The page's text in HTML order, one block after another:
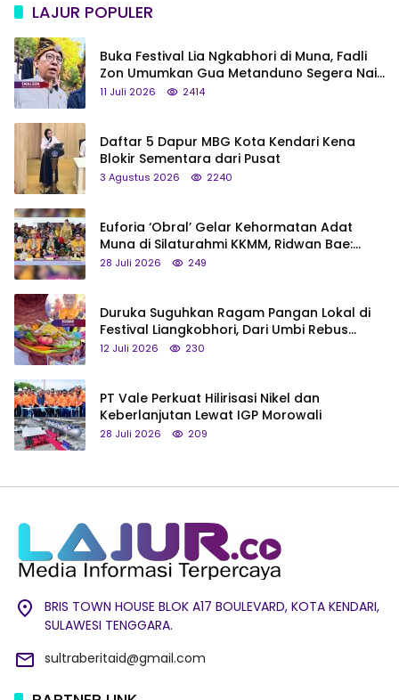
LAJUR POPULER
Buka Festival Lia Ngkabhori di Muna, Fadli
Zon Umumkan Gua Metanduno Segera Naik
Status Jadi Cagar Budaya Nasional
11 Juli 2026 2414
Daftar 5 Dapur MBG Kota Kendari Kena
Blokir Sementara dari Pusat
3 Agustus 2026 2240
Euforia ‘Obral’ Gelar Kehormatan Adat
Muna di Silaturahmi KKMM, Ridwan Bae:
Saya Bukan Tipe Begitu, Belum Pantas!
28 Juli 2026 249
Duruka Suguhkan Ragam Pangan Lokal di
Festival Liangkobhori, Dari Umbi Rebus
hingga Tumpeng Beras Muna
12 Juli 2026 230
PT Vale Perkuat Hilirisasi Nikel dan
Keberlanjutan Lewat IGP Morowali
28 Juli 2026 209
BRIS TOWN HOUSE BLOK A17 BOULEVARD, KOTA KENDARI,
SULAWESI TENGGARA.
sultraberitaid@gmail.com